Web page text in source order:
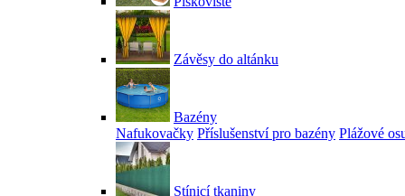
Závěsy do altánku
Bazény
Nafukovačky Příslušenství pro bazény Plážové
Stínicí tkaniny